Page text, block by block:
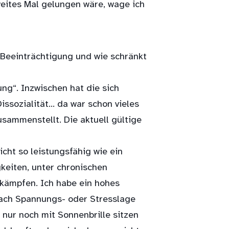
Mal gelungen wäre, wage ich
und wie schränkt
Inzwischen hat die sich
da war schon vieles
Die aktuell gültige
so leistungsfähig wie ein
unter chronischen
Ich habe ein hohes
Spannungs- oder Stresslage
noch mit Sonnenbrille sitzen